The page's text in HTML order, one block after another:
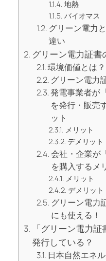
地熱
バイオマス
グリーン電力
違い
グリーン電力証書
環境価値とは？
グリーン電力
発電事業者が
を発行・販売
ット
メリット
デメリット
会社・企業が
を購入するメ
メリット
デメリット
グリーン電力
にも使える！
「グリーン電力
発行している？
日本自然エネ